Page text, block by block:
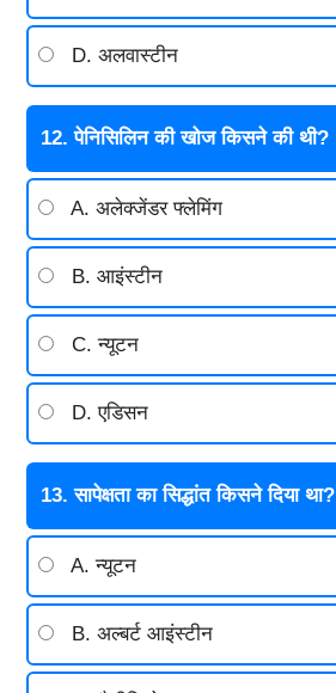
D. अलवास्टीन
12. पेनिसिलिन की खोज किसने की थी?
A. अलेक्जेंडर फ्लेमिंग
B. आइंस्टीन
C. न्यूटन
D. एडिसन
13. सापेक्षता का सिद्धांत किसने दिया था?
A. न्यूटन
B. अल्बर्ट आइंस्टीन